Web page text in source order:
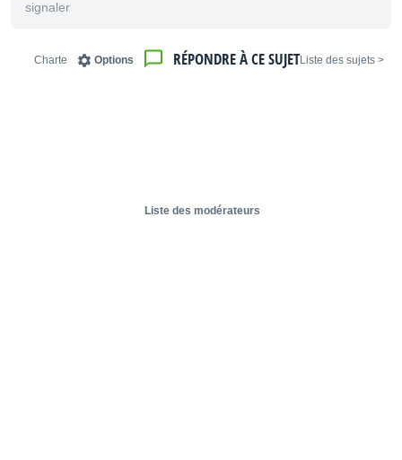
signaler
< Liste des sujets
RÉPONDRE À CE SUJET
Options
Charte
Liste des modérateurs